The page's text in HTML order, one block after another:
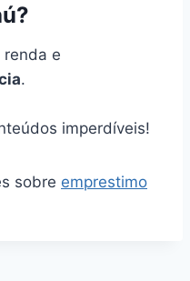
renda e
.
imperdíveis!
sobre emprestimo